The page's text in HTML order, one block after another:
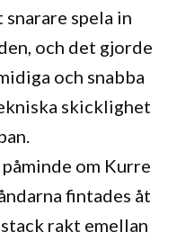
spela in
och det gjorde
och snabba
skicklighet
om Kurre
fintades åt
rakt emellan